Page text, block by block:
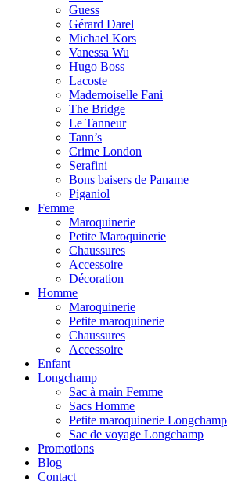
Guess
Gérard Darel
Michael Kors
Vanessa Wu
Hugo Boss
Lacoste
Mademoiselle Fani
The Bridge
Le Tanneur
Tann’s
Crime London
Serafini
Bons baisers de Paname
Piganiol
Femme
Maroquinerie
Petite Maroquinerie
Chaussures
Accessoire
Décoration
Homme
Maroquinerie
Petite maroquinerie
Chaussures
Accessoire
Enfant
Longchamp
Sac à main Femme
Sacs Homme
Petite maroquinerie Longchamp
Sac de voyage Longchamp
Promotions
Blog
Contact